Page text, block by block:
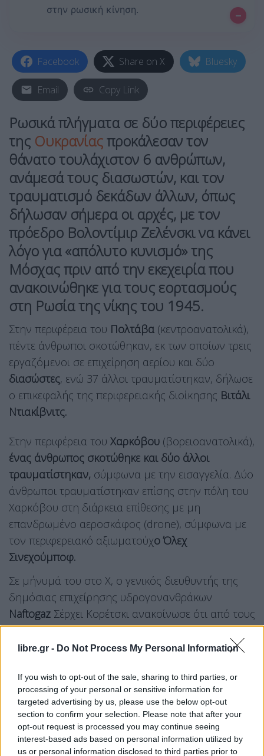
libre.gr - Do Not Process My Personal Information
If you wish to opt-out of the sale, sharing to third parties, or
processing of your personal or sensitive information for
targeted advertising by us, please use the below opt-out
section to confirm your selection. Please note that after your
opt-out request is processed you may continue seeing
interest-based ads based on personal information utilized by
us or personal information disclosed to third parties prior to
στην ρωσική κίνηση.
–
Facebook Share on X Bluesky
Email Copy Link
Ρωσικά πλήγματα σε δύο περιφέρειες
της Ουκρανίαςπροκάλεσαν τον
θάνατο τουλάχιστον 6 ανθρώπων,
ανάμεσά τους διασωστών, και τον
τραυματισμό δεκάδων άλλων, όπως
δήλωσαν σήμερα οι αρχές, με τον
πρόεδρο Βολοντίμιρ Ζελένσκι να κάνει
λόγο για «απόλυτο κυνισμό» της
Μόσχας πριν από την εκεχειρία που
ανακοινώθηκε για τους εορτασμούς
στη Ρωσία της νίκης του 1945.
Στην περιφέρεια του Πολτάβα (κεντροανατολικά),
πέντε άνθρωποι σκοτώθηκαν, εκ των οποίων τρεις
εργαζόμενοι σε επιχείρηση αερίου και δύο
διασώστες, ενώ 37 άλλοι τραυματίστηκαν, δήλωσε
ο επικεφαλής της περιφερειακής διοίκησης Βιτάλι
Ντιακίβνιτς.
Στην περιφέρεια του Χαρκόβου (βορειοανατολικά),
ένας άνθρωπος σκοτώθηκε και δύο άλλοι
τραυματίστηκαν, σύμφωνα με την εισαγγελία. Δύο
άνθρωποι τραυματίστηκαν επίσης στην πόλη του
Χαρκόβου στη διάρκεια επίθεσης με μη
επανδρωμένο αεροσκάφος (drone), σύμφωνα με
τον περιφερειακό αξιωματούχο Όλεχ
Σινεχούμποφ.
Σε μήνυμά του στο Χ, ο γενικός διευθυντής της
δημόσιας επιχείρησης υδρογονανθράκων
Naftogaz Σέρχει Κορέτσκι ανακοίνωσε ότι από τους
βομβαρδισμούς αυτούς επλήγησαν
εγκαταστάσεις παραγωγής αερίου στις περιφέρειες
τρεις εργαζόμενοι της Naftogaz και δύο διασώστες
σκοτώθηκαν στην περιφέρεια του Πολτάβα.
«Επρόκειτο για συνδυαστικό πλήγμα μεdrones
και βαλλιστικούςπυραύλους», πρόσθεσε ο